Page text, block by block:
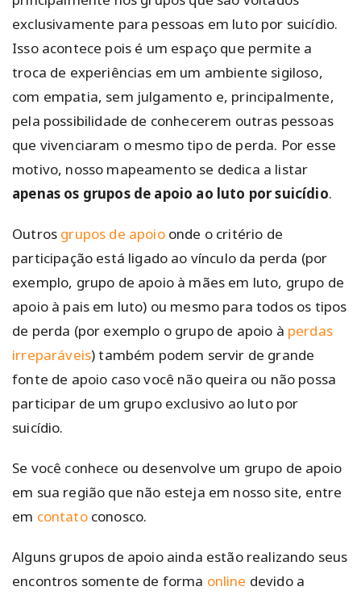
exclusivamente para pessoas em luto por suicídio.
Isso acontece pois é um espaço que permite a
troca de experiências em um ambiente sigiloso,
com empatia, sem julgamento e, principalmente,
pela possibilidade de conhecerem outras pessoas
que vivenciaram o mesmo tipo de perda. Por esse
motivo, nosso mapeamento se dedica a listar
apenas os grupos de apoio ao luto por suicídio.
Outros grupos de apoioonde o critério de
participação está ligado ao vínculo da perda (por
exemplo, grupo de apoio à mães em luto, grupo de
apoio à pais em luto) ou mesmo para todos os tipos
de perda (por exemplo o grupo de apoio à perdas
irreparáveis) também podem servir de grande
fonte de apoio caso você não queira ou não possa
participar de um grupo exclusivo ao luto por
suicídio.
Se você conhece ou desenvolve um grupo de apoio
em sua região que não esteja em nosso site, entre
em contatoconosco.
Alguns grupos de apoio ainda estão realizando seus
encontros somente de forma online devido a